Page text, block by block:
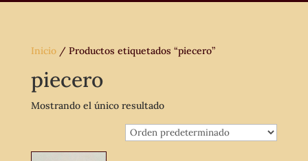
Inicio/ Productos etiquetados “piecero”
piecero
Mostrando el único resultado